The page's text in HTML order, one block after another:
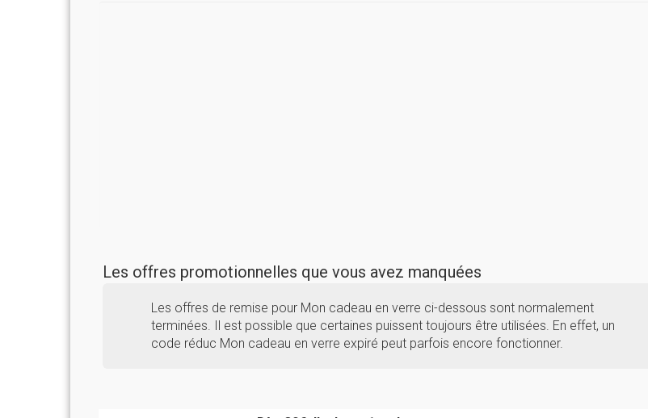
Les offres promotionnelles que vous avez manquées
Les offres de remise pour Mon cadeau en verre ci-dessous sont normalement
terminées. Il est possible que certaines puissent toujours être utilisées. En effet, un
code réduc Mon cadeau en verre expiré peut parfois encore fonctionner.